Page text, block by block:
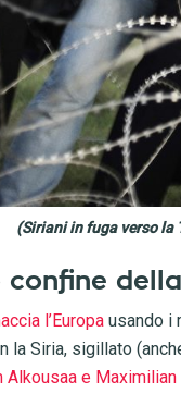
(Siriani in fuga verso la
confine
l’Europa usando i
la Siria, sigillato
Alkousaa e